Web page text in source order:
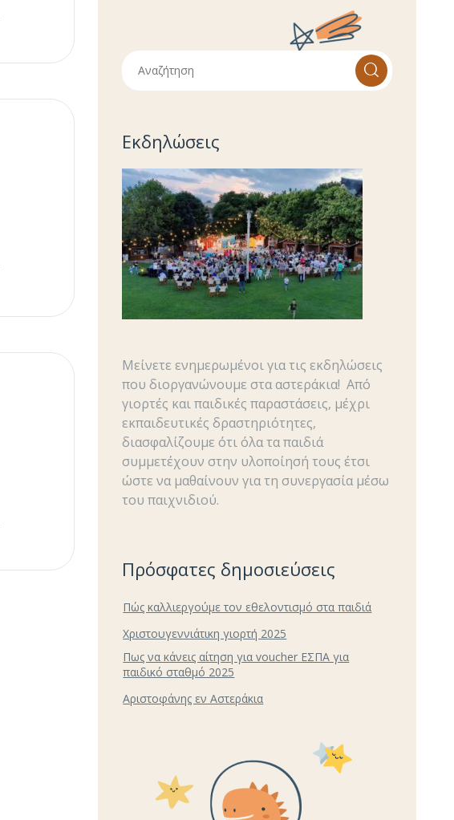
Εκδηλώσεις
Μείνετε ενημερωμένοι για τις εκδηλώσεις
που διοργανώνουμε στα αστεράκια!Από
γιορτές και παιδικές παραστάσεις, μέχρι
εκπαιδευτικές δραστηριότητες,
διασφαλίζουμε ότι όλα τα παιδιά
συμμετέχουν στην υλοποίησή τους έτσι
ώστε να μαθαίνουν για τη συνεργασία μέσω
του παιχνιδιού.
Πρόσφατες δημοσιεύσεις
Πώς καλλιεργούμε τον εθελοντισμό στα παιδιά
Χριστουγεννιάτικη γιορτή 2025
Πως να κάνεις αίτηση για voucher ΕΣΠΑ για
παιδικό σταθμό 2025
Αριστοφάνης εν Αστεράκια